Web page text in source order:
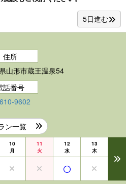
5日進む
住所
山形市蔵王温泉54
話番号
9602
ン一覧
10
月
11
火
12
水
13
木